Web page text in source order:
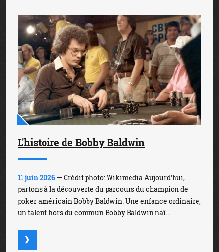
L'histoire de Bobby Baldwin
11 juin 2026 — Crédit photo: Wikimedia Aujourd'hui,
partons à la découverte du parcours du champion de
poker américain Bobby Baldwin. Une enfance ordinaire,
un talent hors du commun Bobby Baldwin naî...